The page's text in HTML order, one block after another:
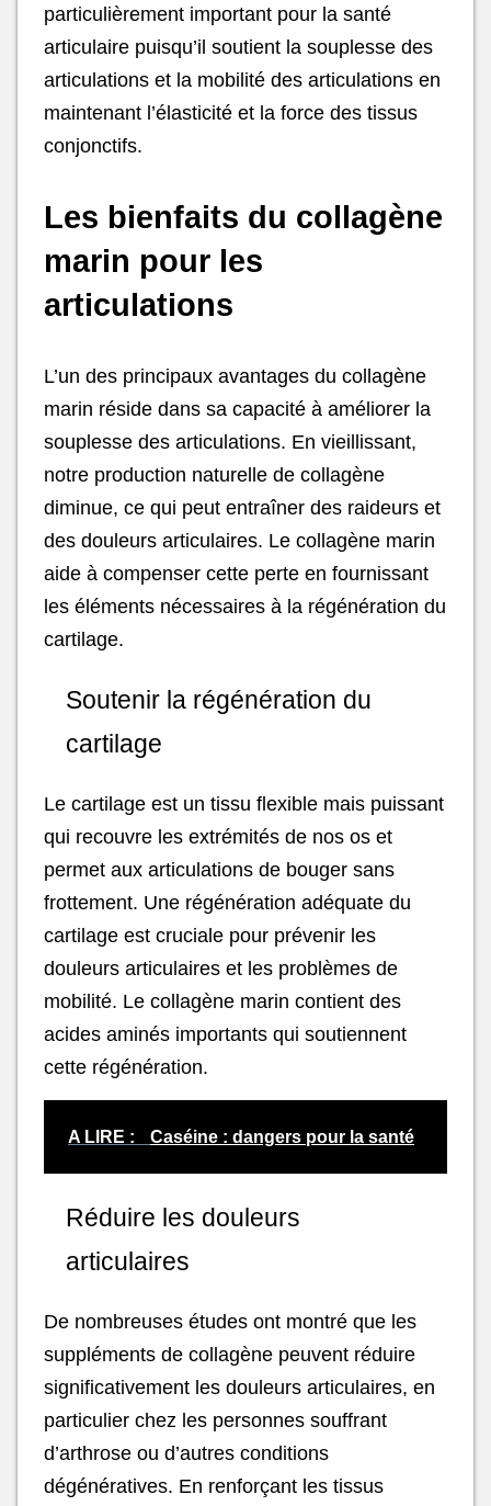
particulièrement important pour la santé
articulaire puisqu’il soutient la souplesse des
articulations et la mobilité des articulations en
maintenant l’élasticité et la force des tissus
conjonctifs.
Les bienfaits du collagène
marin pour les
articulations
L’un des principaux avantages du collagène
marin réside dans sa capacité à améliorer la
souplesse des articulations. En vieillissant,
notre production naturelle de collagène
diminue, ce qui peut entraîner des raideurs et
des douleurs articulaires. Le collagène marin
aide à compenser cette perte en fournissant
les éléments nécessaires à la régénération du
cartilage.
Soutenir la régénération du
cartilage
Le cartilage est un tissu flexible mais puissant
qui recouvre les extrémités de nos os et
permet aux articulations de bouger sans
frottement. Une régénération adéquate du
cartilage est cruciale pour prévenir les
douleurs articulaires et les problèmes de
mobilité. Le collagène marin contient des
acides aminés importants qui soutiennent
cette régénération.
A LIRE : Caséine : dangers pour la santé
Réduire les douleurs
articulaires
De nombreuses études ont montré que les
suppléments de collagène peuvent réduire
significativement les douleurs articulaires, en
particulier chez les personnes souffrant
d’arthrose ou d’autres conditions
dégénératives. En renforçant les tissus